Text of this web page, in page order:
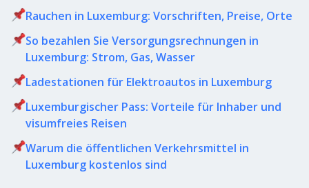
Rauchen in Luxemburg: Vorschriften, Preise, Orte
So bezahlen Sie Versorgungsrechnungen in
Luxemburg: Strom, Gas, Wasser
Ladestationen für Elektroautos in Luxemburg
Luxemburgischer Pass: Vorteile für Inhaber und
visumfreies Reisen
Warum die öffentlichen Verkehrsmittel in
Luxemburg kostenlos sind